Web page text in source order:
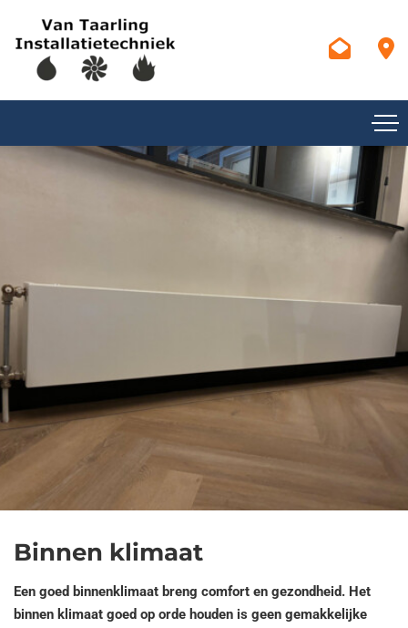
Binnen klimaat
Een goed binnenklimaat breng comfort en gezondheid. Het
binnen klimaat goed op orde houden is geen gemakkelijke